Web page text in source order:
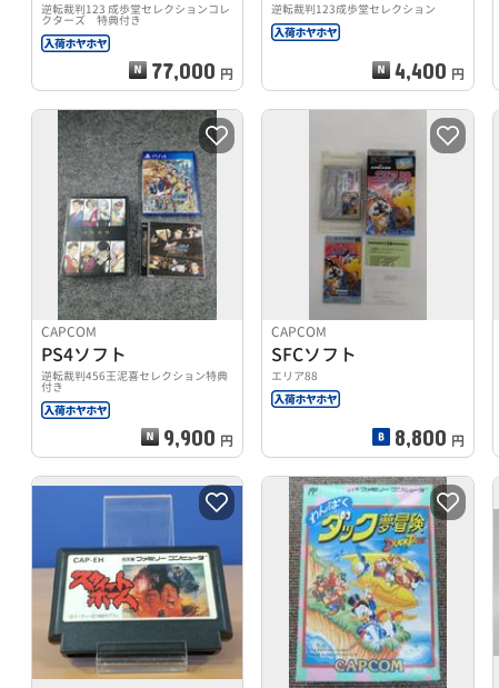
逆転裁判123 成歩堂セレクションコレ
クターズ 特典付き
77,000 円
逆転裁判123成歩堂セレクション
4,400 円
CAPCOM
PS4ソフト
逆転裁判456王泥喜セレクション特典
付き
9,900 円
CAPCOM
SFCソフト
エリア88
8,800 円